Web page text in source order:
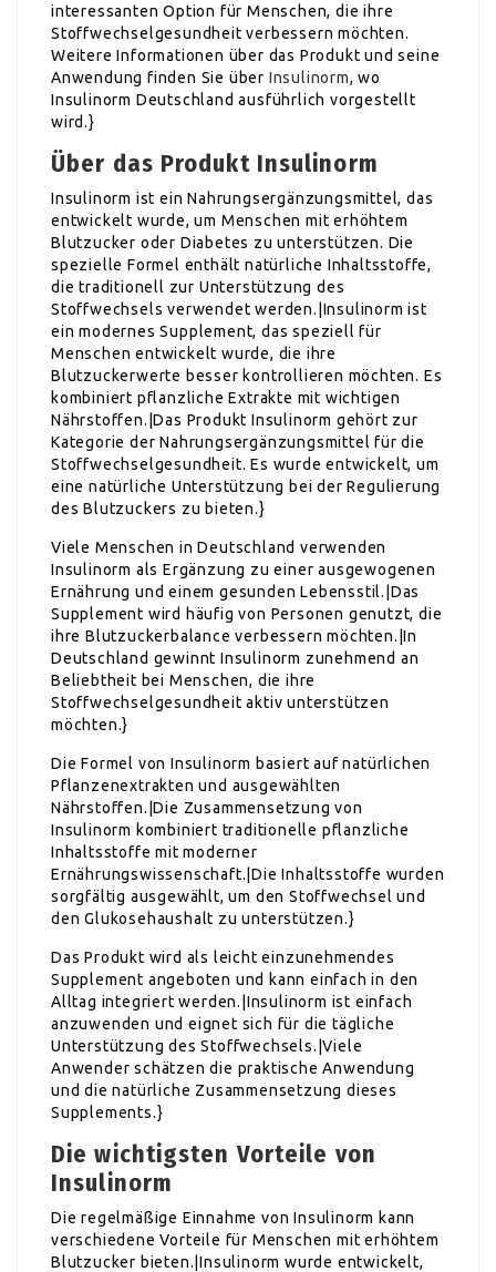
interessanten Option für Menschen, die ihre
Stoffwechselgesundheit verbessern möchten.
Weitere Informationen über das Produkt und seine
Anwendung finden Sie über Insulinorm, wo
Insulinorm Deutschland ausführlich vorgestellt
wird.}
Über das Produkt Insulinorm
Insulinorm ist ein Nahrungsergänzungsmittel, das
entwickelt wurde, um Menschen mit erhöhtem
Blutzucker oder Diabetes zu unterstützen. Die
spezielle Formel enthält natürliche Inhaltsstoffe,
die traditionell zur Unterstützung des
Stoffwechsels verwendet werden.|Insulinorm ist
ein modernes Supplement, das speziell für
Menschen entwickelt wurde, die ihre
Blutzuckerwerte besser kontrollieren möchten. Es
kombiniert pflanzliche Extrakte mit wichtigen
Nährstoffen.|Das Produkt Insulinorm gehört zur
Kategorie der Nahrungsergänzungsmittel für die
Stoffwechselgesundheit. Es wurde entwickelt, um
eine natürliche Unterstützung bei der Regulierung
des Blutzuckers zu bieten.}
Viele Menschen in Deutschland verwenden
Insulinorm als Ergänzung zu einer ausgewogenen
Ernährung und einem gesunden Lebensstil.|Das
Supplement wird häufig von Personen genutzt, die
ihre Blutzuckerbalance verbessern möchten.|In
Deutschland gewinnt Insulinorm zunehmend an
Beliebtheit bei Menschen, die ihre
Stoffwechselgesundheit aktiv unterstützen
möchten.}
Die Formel von Insulinorm basiert auf natürlichen
Pflanzenextrakten und ausgewählten
Nährstoffen.|Die Zusammensetzung von
Insulinorm kombiniert traditionelle pflanzliche
Inhaltsstoffe mit moderner
Ernährungswissenschaft.|Die Inhaltsstoffe wurden
sorgfältig ausgewählt, um den Stoffwechsel und
den Glukosehaushalt zu unterstützen.}
Das Produkt wird als leicht einzunehmendes
Supplement angeboten und kann einfach in den
Alltag integriert werden.|Insulinorm ist einfach
anzuwenden und eignet sich für die tägliche
Unterstützung des Stoffwechsels.|Viele
Anwender schätzen die praktische Anwendung
und die natürliche Zusammensetzung dieses
Supplements.}
Die wichtigsten Vorteile von
Insulinorm
Die regelmäßige Einnahme von Insulinorm kann
verschiedene Vorteile für Menschen mit erhöhtem
Blutzucker bieten.|Insulinorm wurde entwickelt,